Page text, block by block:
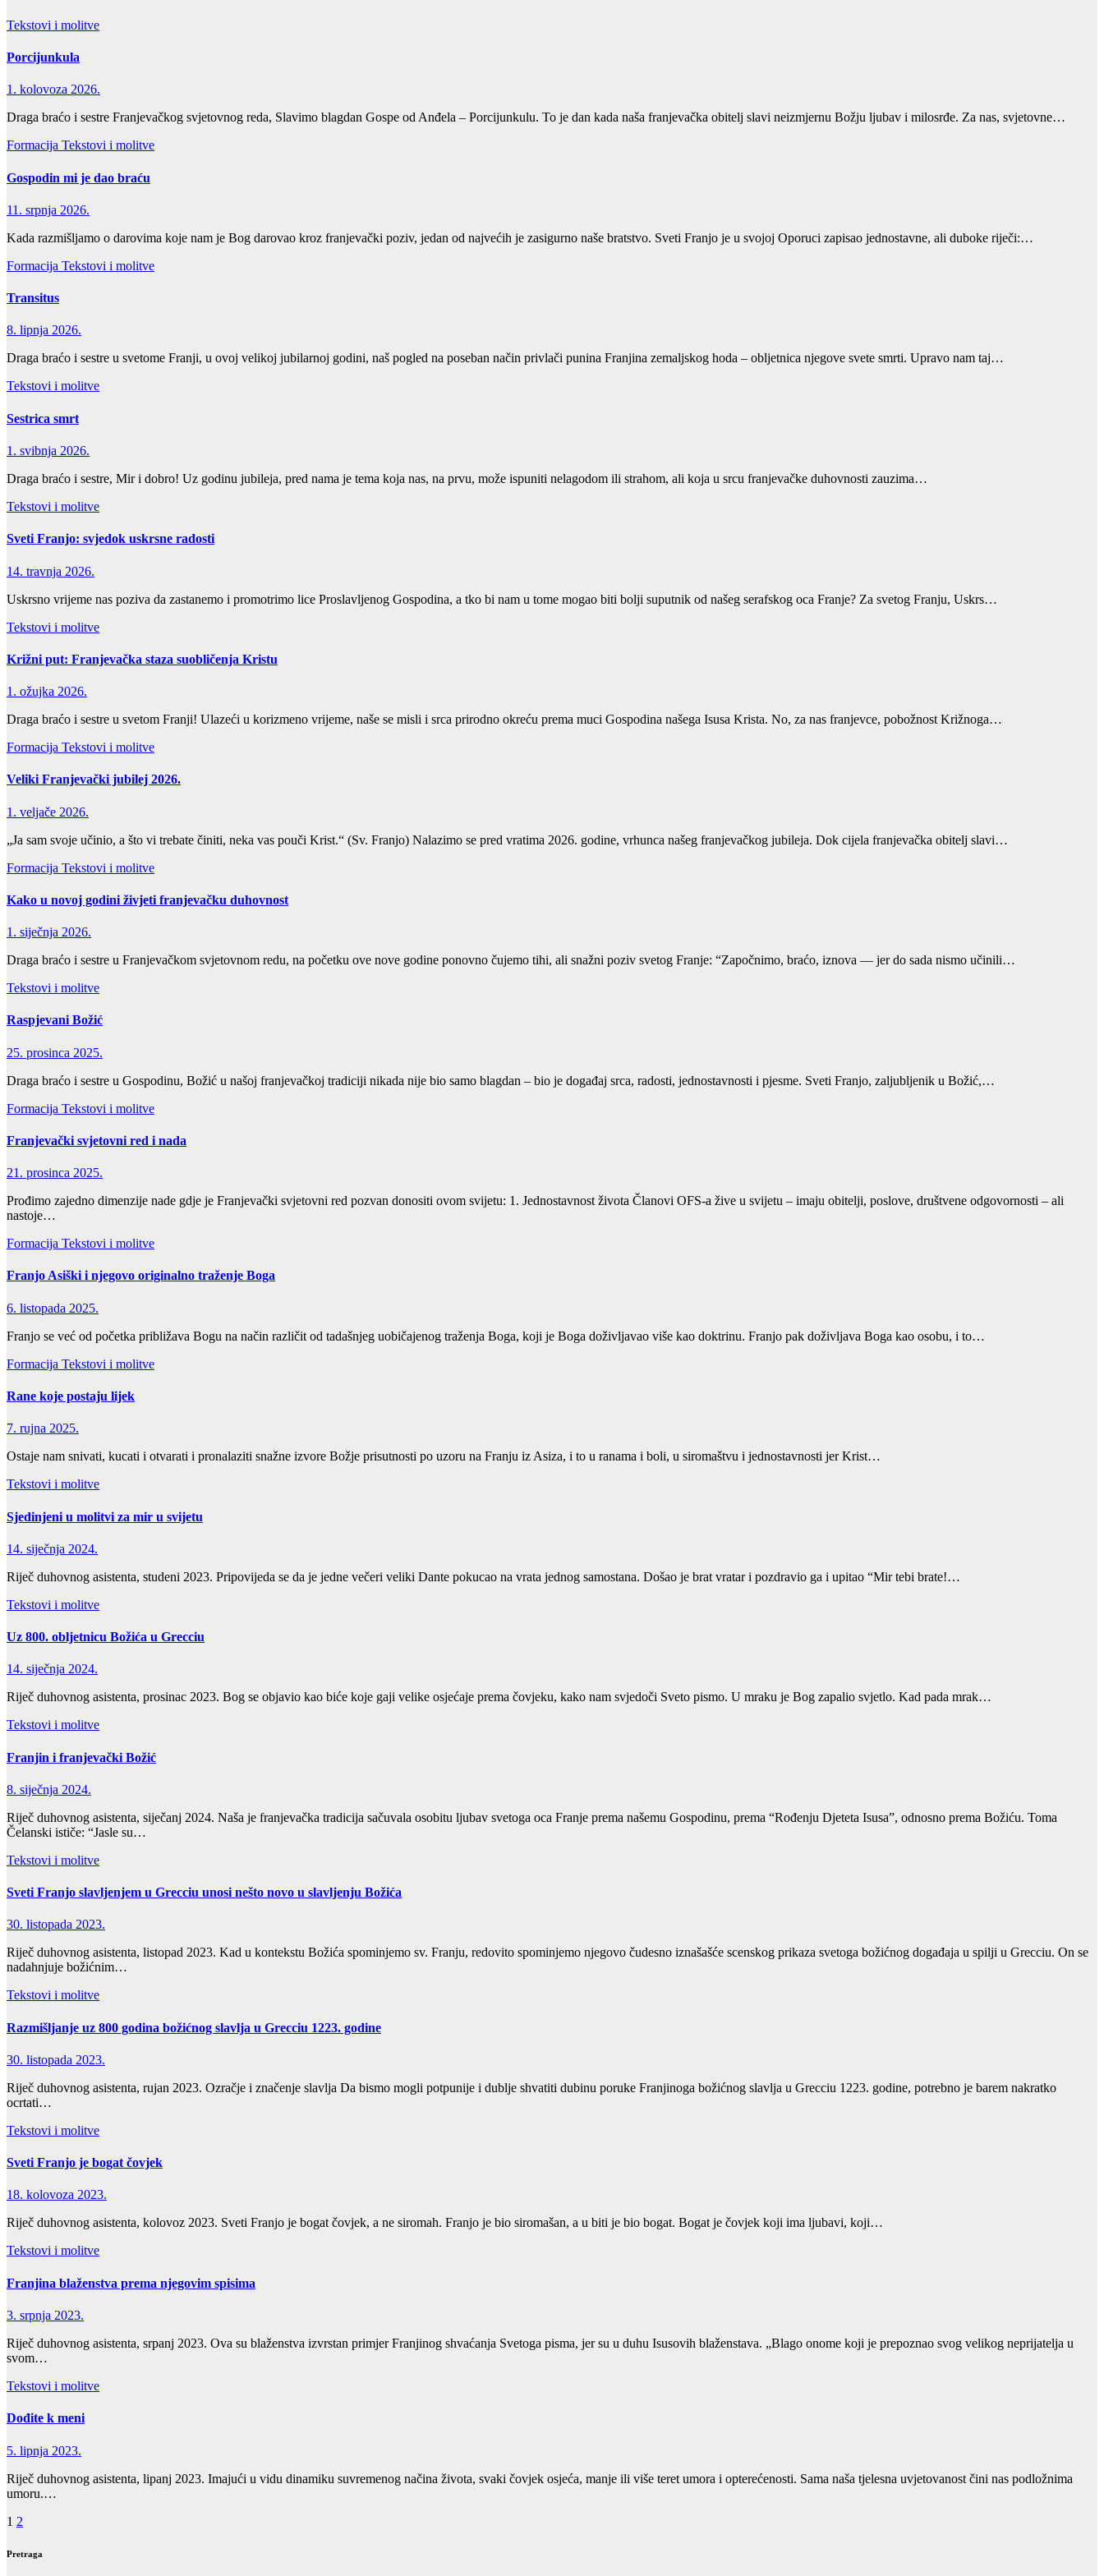
Tekstovi i molitve
Porcijunkula
1. kolovoza 2026.
Draga braćo i sestre Franjevačkog svjetovnog reda, Slavimo blagdan Gospe od Anđela – Porcijunkulu. To je dan kada naša franjevačka obitelj slavi neizmjernu Božju ljubav i milosrđe. Za nas, svjetovne…
Formacija Tekstovi i molitve
Gospodin mi je dao braću
11. srpnja 2026.
Kada razmišljamo o darovima koje nam je Bog darovao kroz franjevački poziv, jedan od najvećih je zasigurno naše bratstvo. Sveti Franjo je u svojoj Oporuci zapisao jednostavne, ali duboke riječi:…
Formacija Tekstovi i molitve
Transitus
8. lipnja 2026.
Draga braćo i sestre u svetome Franji, u ovoj velikoj jubilarnoj godini, naš pogled na poseban način privlači punina Franjina zemaljskog hoda – obljetnica njegove svete smrti. Upravo nam taj…
Tekstovi i molitve
Sestrica smrt
1. svibnja 2026.
Draga braćo i sestre, Mir i dobro! Uz godinu jubileja, pred nama je tema koja nas, na prvu, može ispuniti nelagodom ili strahom, ali koja u srcu franjevačke duhovnosti zauzima…
Tekstovi i molitve
Sveti Franjo: svjedok uskrsne radosti
14. travnja 2026.
Uskrsno vrijeme nas poziva da zastanemo i promotrimo lice Proslavljenog Gospodina, a tko bi nam u tome mogao biti bolji suputnik od našeg serafskog oca Franje? Za svetog Franju, Uskrs…
Tekstovi i molitve
Križni put: Franjevačka staza suobličenja Kristu
1. ožujka 2026.
Draga braćo i sestre u svetom Franji! Ulazeći u korizmeno vrijeme, naše se misli i srca prirodno okreću prema muci Gospodina našega Isusa Krista. No, za nas franjevce, pobožnost Križnoga…
Formacija Tekstovi i molitve
Veliki Franjevački jubilej 2026.
1. veljače 2026.
„Ja sam svoje učinio, a što vi trebate činiti, neka vas pouči Krist.“ (Sv. Franjo) Nalazimo se pred vratima 2026. godine, vrhunca našeg franjevačkog jubileja. Dok cijela franjevačka obitelj slavi…
Formacija Tekstovi i molitve
Kako u novoj godini živjeti franjevačku duhovnost
1. siječnja 2026.
Draga braćo i sestre u Franjevačkom svjetovnom redu, na početku ove nove godine ponovno čujemo tihi, ali snažni poziv svetog Franje: “Započnimo, braćo, iznova — jer do sada nismo učinili…
Tekstovi i molitve
Raspjevani Božić
25. prosinca 2025.
Draga braćo i sestre u Gospodinu, Božić u našoj franjevačkoj tradiciji nikada nije bio samo blagdan – bio je događaj srca, radosti, jednostavnosti i pjesme. Sveti Franjo, zaljubljenik u Božić,…
Formacija Tekstovi i molitve
Franjevački svjetovni red i nada
21. prosinca 2025.
Prođimo zajedno dimenzije nade gdje je Franjevački svjetovni red pozvan donositi ovom svijetu: 1. Jednostavnost života Članovi OFS-a žive u svijetu – imaju obitelji, poslove, društvene odgovornosti – ali
nastoje…
Formacija Tekstovi i molitve
Franjo Asiški i njegovo originalno traženje Boga
6. listopada 2025.
Franjo se već od početka približava Bogu na način različit od tadašnjeg uobičajenog traženja Boga, koji je Boga doživljavao više kao doktrinu. Franjo pak doživljava Boga kao osobu, i to…
Formacija Tekstovi i molitve
Rane koje postaju lijek
7. rujna 2025.
Ostaje nam snivati, kucati i otvarati i pronalaziti snažne izvore Božje prisutnosti po uzoru na Franju iz Asiza, i to u ranama i boli, u siromaštvu i jednostavnosti jer Krist…
Tekstovi i molitve
Sjedinjeni u molitvi za mir u svijetu
14. siječnja 2024.
Riječ duhovnog asistenta, studeni 2023. Pripovijeda se da je jedne večeri veliki Dante pokucao na vrata jednog samostana. Došao je brat vratar i pozdravio ga i upitao “Mir tebi brate!…
Tekstovi i molitve
Uz 800. obljetnicu Božića u Grecciu
14. siječnja 2024.
Riječ duhovnog asistenta, prosinac 2023. Bog se objavio kao biće koje gaji velike osjećaje prema čovjeku, kako nam svjedoči Sveto pismo. U mraku je Bog zapalio svjetlo. Kad pada mrak…
Tekstovi i molitve
Franjin i franjevački Božić
8. siječnja 2024.
Riječ duhovnog asistenta, siječanj 2024. Naša je franjevačka tradicija sačuvala osobitu ljubav svetoga oca Franje prema našemu Gospodinu, prema “Rođenju Djeteta Isusa”, odnosno prema Božiću. Toma
Čelanski ističe: “Jasle su…
Tekstovi i molitve
Sveti Franjo slavljenjem u Grecciu unosi nešto novo u slavljenju Božića
30. listopada 2023.
Riječ duhovnog asistenta, listopad 2023. Kad u kontekstu Božića spominjemo sv. Franju, redovito spominjemo njegovo čudesno iznašašće scenskog prikaza svetoga božićnog događaja u spilji u Grecciu. On se
nadahnjuje božićnim…
Tekstovi i molitve
Razmišljanje uz 800 godina božićnog slavlja u Grecciu 1223. godine
30. listopada 2023.
Riječ duhovnog asistenta, rujan 2023. Ozračje i značenje slavlja Da bismo mogli potpunije i dublje shvatiti dubinu poruke Franjinoga božićnog slavlja u Grecciu 1223. godine, potrebno je barem nakratko
ocrtati…
Tekstovi i molitve
Sveti Franjo je bogat čovjek
18. kolovoza 2023.
Riječ duhovnog asistenta, kolovoz 2023. Sveti Franjo je bogat čovjek, a ne siromah. Franjo je bio siromašan, a u biti je bio bogat. Bogat je čovjek koji ima ljubavi, koji…
Tekstovi i molitve
Franjina blaženstva prema njegovim spisima
3. srpnja 2023.
Riječ duhovnog asistenta, srpanj 2023. Ova su blaženstva izvrstan primjer Franjinog shvaćanja Svetoga pisma, jer su u duhu Isusovih blaženstava. „Blago onome koji je prepoznao svog velikog neprijatelja u
svom…
Tekstovi i molitve
Dođite k meni
5. lipnja 2023.
Riječ duhovnog asistenta, lipanj 2023. Imajući u vidu dinamiku suvremenog načina života, svaki čovjek osjeća, manje ili više teret umora i opterećenosti. Sama naša tjelesna uvjetovanost čini nas podložnima
umoru.…
Brojevi
stranica
1 2
Pretraga